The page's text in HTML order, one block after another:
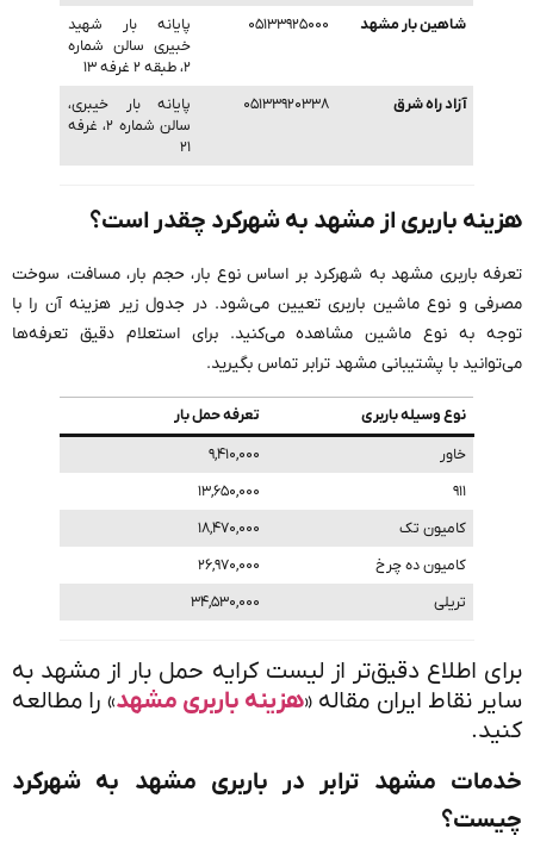
شاهین بار مشهد
۰۵۱۳۳۹۲۵۰۰۰
پایانه بار شهید
خبیری سالن شماره
۲، طبقه ۲ غرفه ۱۳
آزاد راه شرق
۰۵۱۳۳۹۲۰۳۳۸
پایانه بار خیبری،
سالن شماره ۲، غرفه
۲۱
هزینه باربری از مشهد به شهرکرد چقدر است؟
تعرفه باربری مشهد به شهرکرد بر اساس نوع بار، حجم بار، مسافت، سوخت
مصرفی و نوع ماشین باربری تعیین می‌شود. در جدول زیر هزینه آن را با
توجه به نوع ماشین مشاهده می‌کنید. برای استعلام دقیق تعرفه‌ها
می‌توانید با پشتیبانی مشهد ترابر تماس بگیرید.
نوع وسیله باربری تعرفه حمل بار
خاور
۹,۴۱۰,۰۰۰
۹۱۱
۱۳,۶۵۰,۰۰۰
کامیون تک
۱۸,۴۷۰,۰۰۰
کامیون ده چرخ
۲۶,۹۷۰,۰۰۰
تریلی
۳۴,۵۳۰,۰۰۰
برای اطلاع دقیق‌تر از لیست کرایه حمل بار از مشهد به
سایر نقاط ایران مقاله «هزینه باربری مشهد» را مطالعه
کنید.
خدمات مشهد ترابر در باربری مشهد به شهرکرد
چیست؟